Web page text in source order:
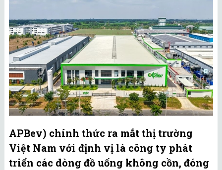
APBev) chính thức ra mắt thị trường
Việt Nam với định vị là công ty phát
triển các dòng đồ uống không cồn, đóng